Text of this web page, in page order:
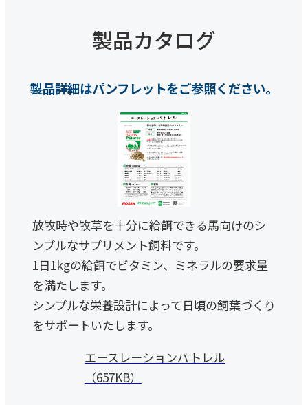
製品カタログ
製品詳細はパンフレットをご参照ください。
放牧時や牧草を十分に給餌できる馬向けのシ
ンプルなサプリメント飼料です。
1日1kgの給餌でビタミン、ミネラルの要求量
を満たします。
シンプルな栄養設計によって日頃の飼葉づくり
をサポートいたします。
エースレーションパトレル
（657KB）